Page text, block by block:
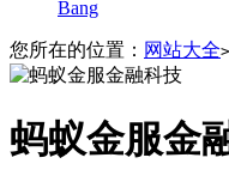
Bang
您所在的位置： 网站大全>
蚂蚁金服金